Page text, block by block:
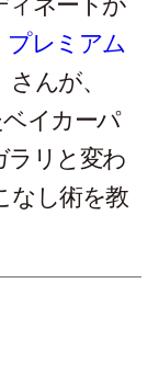
プレミアム
さんが、
イカーパ
ラリと変わ
なし術を教